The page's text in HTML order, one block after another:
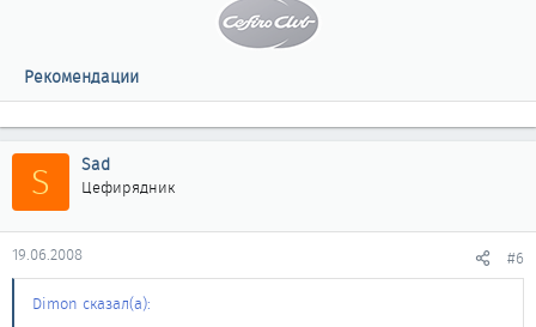
Рекомендации
S Sad
Цефирядник
19.06.2008 #6
Dimon сказал(а):